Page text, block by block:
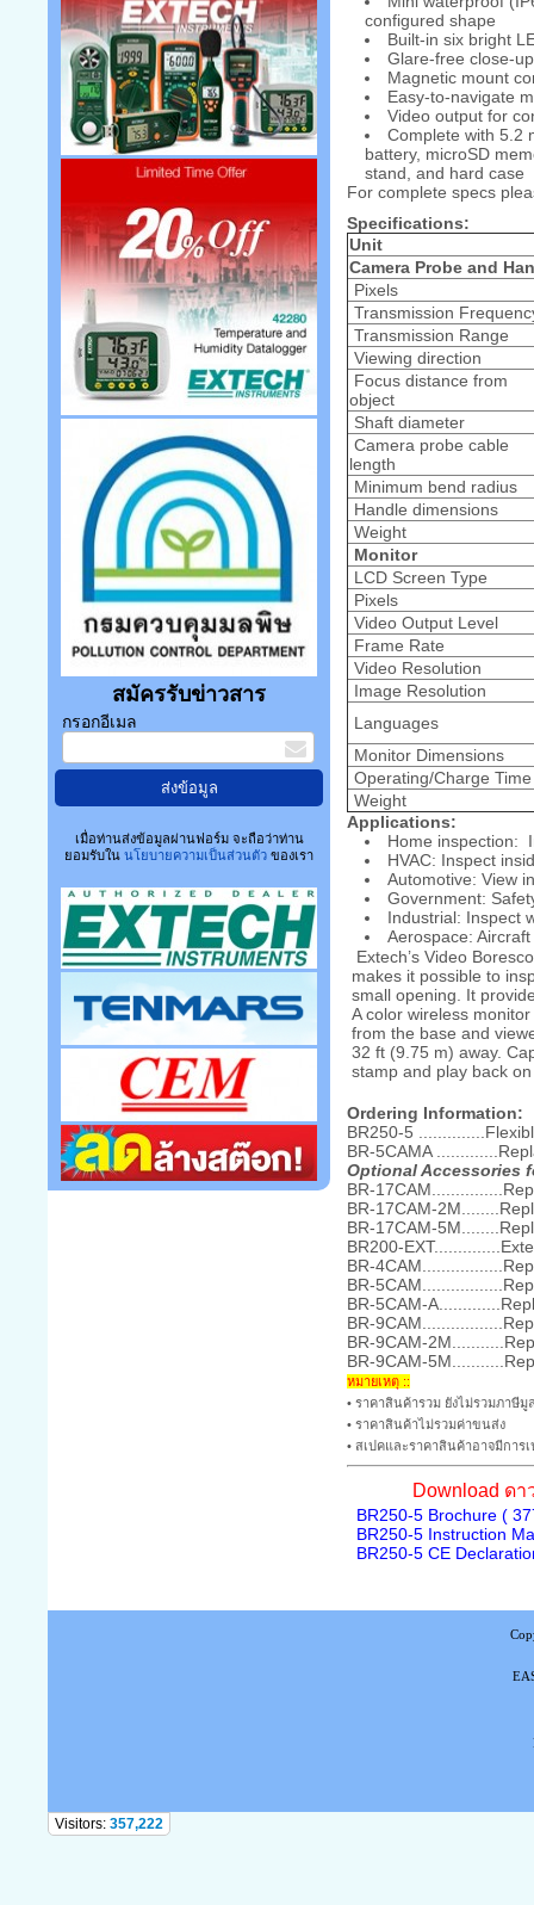
สมัครรับข่าวสาร
กรอกอีเมล
เมื่อท่านส่งข้อมูลผ่านฟอร์ม จะถือว่าท่าน
ยอมรับใน นโยบายความเป็นส่วนตัวของเรา
configured shape
Built-in six bright
Glare-free close-
Magnetic mount
Easy-to-navigate
Video output for
Complete with 5.2
battery, microSD
stand, and hard case
For complete specs
Specifications:
Unit
Camera Probe and
Pixels
Transmission
Transmission Range
Viewing direction
Focus distance from
object
Shaft diameter
Camera probe cable
length
Minimum bend radius
Handle dimensions
Weight
Monitor
LCD Screen Type
Pixels
Video Output Level
Frame Rate
Video Resolution
Image Resolution
Languages
Monitor Dimensions
Operating/Charge Time
Weight
Applications:
Home inspection:
HVAC: Inspect
Automotive: View
Government:
Industrial: Inspect
Aerospace:
Extech’s Video
makes it possible to
small opening. It
A color wireless
from the base and
32 ft (9.75 m) away.
stamp and play back
Ordering Information:
BR250-5
BR-5CAMA
Optional Accessories
BR-
BR-17CAM-
BR-17CAM-
BR200-
BR-
BR-
BR-5CAM-
BR-
BR-9CAM-
BR-9CAM-
หมายเหตุ ::
• ราคาสินค้ารวม ยังไม่รวมภาษีมู
• ราคาสินค้าไม่รวมค่าขนส่ง
• สเปคและราคาสินค้าอาจมีการ
Download ด
BR250-5 Brochure (
BR250-5 Instruction
BR250-5 CE
Visitors: 357,222